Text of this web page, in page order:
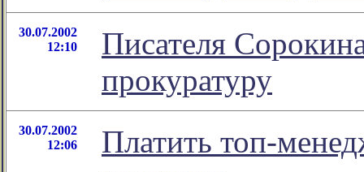
30.07.2002
12:10
Писателя
прокуратуру
30.07.2002
12:06
Платить топ-